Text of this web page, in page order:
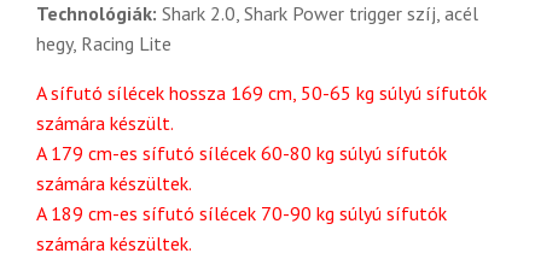
Technológiák: Shark 2.0, Shark Power trigger szíj, acél
hegy, Racing Lite
A sífutó sílécek hossza 169 cm, 50-65 kg súlyú sífutók
számára készült.
A 179 cm-es sífutó sílécek 60-80 kg súlyú sífutók
számára készültek.
A 189 cm-es sífutó sílécek 70-90 kg súlyú sífutók
számára készültek.